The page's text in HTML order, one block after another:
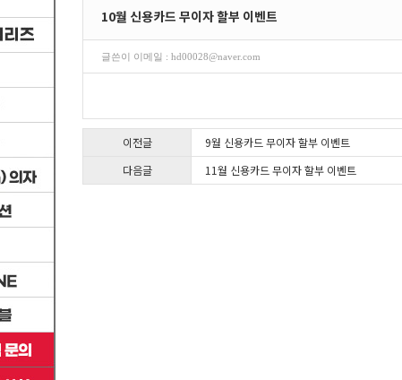
10월 신용카드 무이자 할부 이벤트
글쓴이 이메일 : hd00028@naver.com
이전글 9월 신용카드 무이자 할부 이벤트
다음글
11월 신용카드 무이자 할부 이벤트